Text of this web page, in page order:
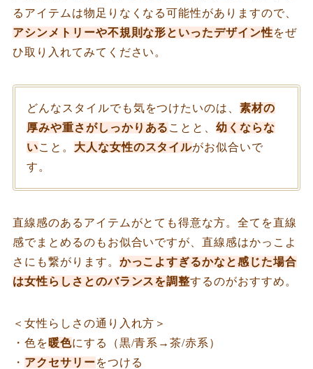
るアイテムは物足りなくなる可能性がありますので、
アシンメトリーや不規則な形といったデザイン性をぜ
ひ取り入れてみてください。
どんなスタイルでも気をつけたいのは、素材の
厚みや重さがしっかりある ことと、幼くならな
いこと。 大人な女性のスタイルがお似合いで
す。
直線感のあるアイテムがとても得意な方。全てを直線
感でまとめるのもお似合いですが、直線感はかっこよ
さにも繋がります。 かっこよすぎるかなと感じた場合
は女性らしさとのバランスを調整するのがおすすめ。
＜女性らしさの通り入れ方＞
・色を 暖色にする（黒/青系→茶/赤系）
・ アクセサリーをつける